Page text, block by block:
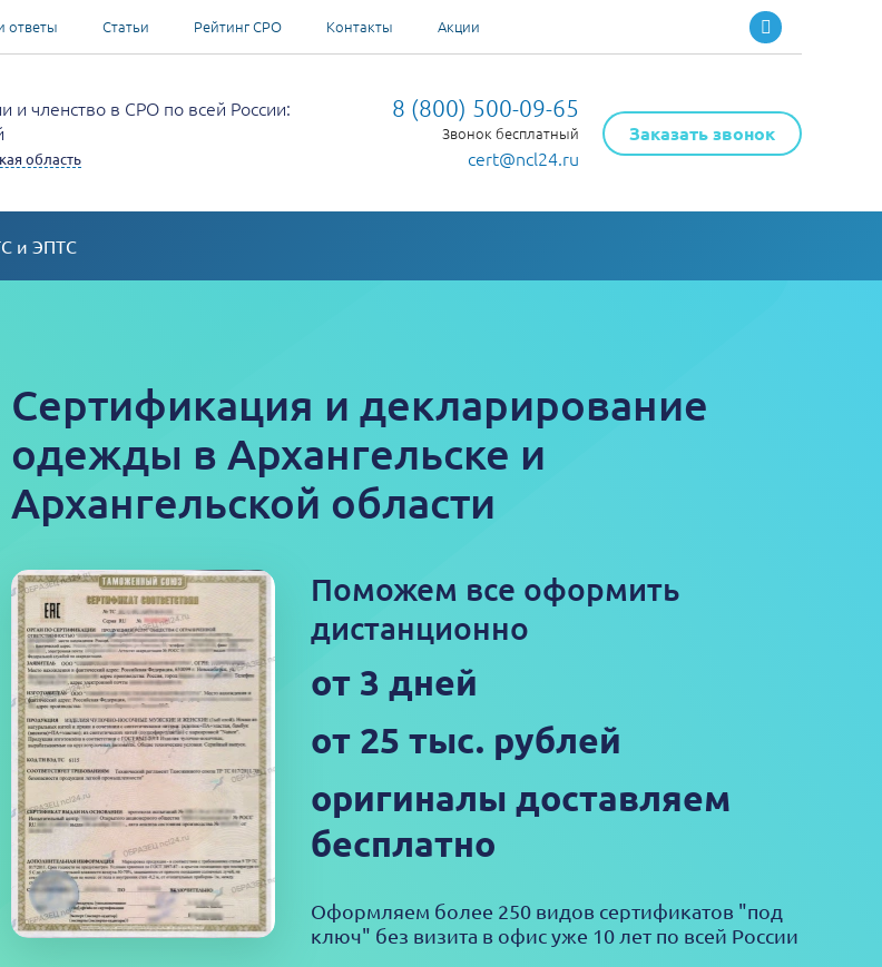
ответы Статьи Рейтинг СРО Контакты Акции
и членство в СРО по всей России:
область
8 (800) 500-09-65
Звонок бесплатный
cert@ncl24.ru
Заказать звонок
и ЭПТС
Сертификация и декларирование
одежды в Архангельске и
Архангельской области
Поможем все оформить
дистанционно
от 3 дней
от 25 тыс. рублей
оригиналы доставляем
бесплатно
Оформляем более 250 видов сертификатов "под
ключ" без визита в офис уже 10 лет по всей России